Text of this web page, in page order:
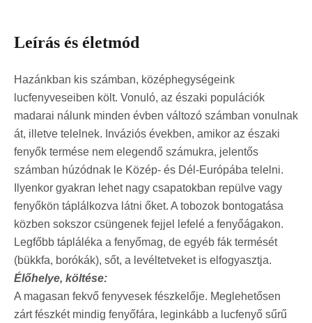
Leírás és életmód
Hazánkban kis számban, középhegységeink
lucfenyveseiben költ. Vonuló, az északi populációk
madarai nálunk minden évben változó számban vonulnak
át, illetve telelnek. Inváziós években, amikor az északi
fenyők termése nem elegendő számukra, jelentős
számban húzódnak le Közép- és Dél-Európába telelni.
Ilyenkor gyakran lehet nagy csapatokban repülve vagy
fenyőkön táplálkozva látni őket. A tobozok bontogatása
közben sokszor csüngenek fejjel lefelé a fenyőágakon.
Legfőbb tápláléka a fenyőmag, de egyéb fák termését
(bükkfa, borókák), sőt, a levéltetveket is elfogyasztja.
Élőhelye, költése:
A magasan fekvő fenyvesek fészkelője. Meglehetősen
zárt fészkét mindig fenyőfára, leginkább a lucfenyő sűrű